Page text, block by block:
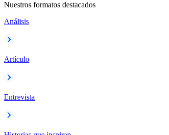
Nuestros formatos destacados
Análisis
Artículo
Entrevista